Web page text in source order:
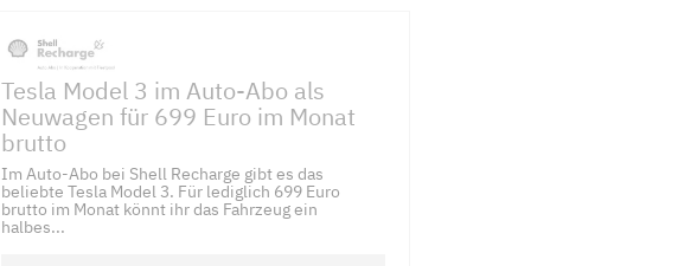
Tesla Model 3 im Auto-Abo als
Neuwagen für 699 Euro im Monat
brutto
Im Auto-Abo bei Shell Recharge gibt es das
beliebte Tesla Model 3. Für lediglich 699 Euro
brutto im Monat könnt ihr das Fahrzeug ein
halbes...